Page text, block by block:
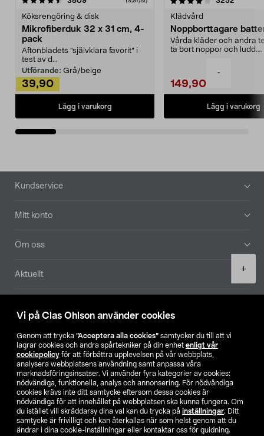
Vi på Clas Ohlson använder cookies
Genom att trycka ”Acceptera alla cookies” samtycker du till att vi
lagrar cookies och andra spårtekniker på din enhet enligt vår
cookiepolicy för att förbättra upplevelsen på vår webbplats,
analysera webbplatsens användning samt anpassa våra
marknadsföringsinsatser. Vi använder fyra kategorier av cookies:
nödvändiga, funktionella, analys och annonsering. För nödvändiga
cookies krävs inte ditt samtycke eftersom dessa cookies är
nödvändiga för att innehållet på webbplatsen ska kunna fungera. Om
du istället vill skräddarsy dina val kan du trycka på inställningar. Ditt
samtycke är frivilligt och kan återkallas när som helst genom att du
ändrar i dina cookie-inställningar eller kontaktar oss för guidning.
-
+
Köksrengöring & disk
Mikrofiberduk 32 x 31 cm, 4-
pack
Aftonbladets "självklara favorit” i
test av d...
Utförande: Grå/beige
39,90
Lägg i varukorg
Klädvård
Noppborttagare
Vårda kläder och andra
ta bort noppor och ludd.
149,90
Lägg i varukorg
Sidfot
Kundservice
Mitt konto
Om oss
Aktuellt
Hitta butik
SE NO FI